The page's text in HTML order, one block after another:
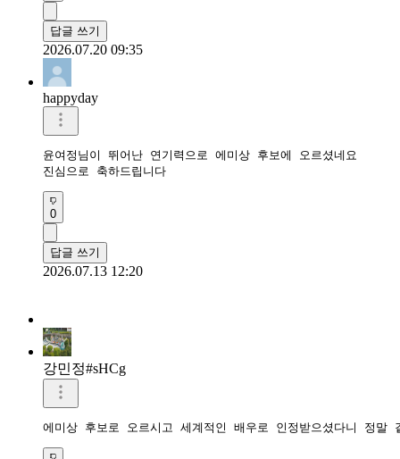
답글 쓰기
2026.07.20 09:35
happyday
윤여정님이 뛰어난 연기력으로 에미상 후보에 오르셨네요
진심으로 축하드립니다
0
답글 쓰기
2026.07.13 12:20
강민정#sHCg
에미상 후보로 오르시고 세계적인 배우로 인정받으셨다니 정